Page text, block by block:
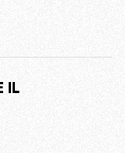
IL